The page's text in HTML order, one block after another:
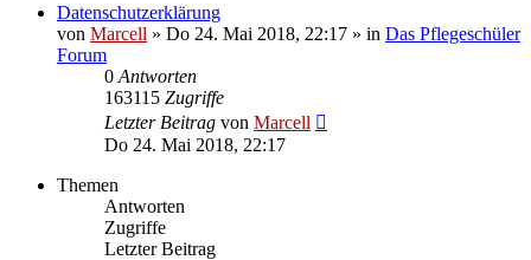
Datenschutzerklärung
von Marcell » Do 24. Mai 2018, 22:17 » in Das Pflegeschüler
Forum
0 Antworten
163115 Zugriffe
Letzter Beitrag von Marcell
Do 24. Mai 2018, 22:17
Themen
Antworten
Zugriffe
Letzter Beitrag